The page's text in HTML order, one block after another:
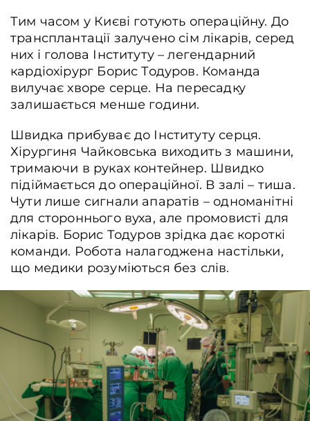
Тим часом у Києві готують операційну. До
трансплантації залучено сім лікарів, серед
них і голова Інституту – легендарний
кардіохірург Борис Тодуров. Команда
вилучає хворе серце. На пересадку
залишається менше години.
Швидка прибуває до Інституту серця.
Хірургиня Чайковська виходить з машини,
тримаючи в руках контейнер. Швидко
підіймається до операційної. В залі – тиша.
Чути лише сигнали апаратів – одноманітні
для стороннього вуха, але промовисті для
лікарів. Борис Тодуров зрідка дає короткі
команди. Робота налагоджена настільки,
що медики розуміються без слів.